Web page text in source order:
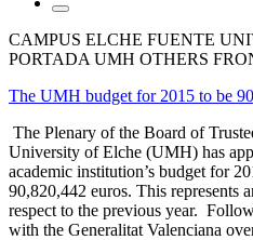
CAMPUS ELCHE FUENTE
PORTADA UMH OTHERS
The UMH budget for 2015 to be
The Plenary of the Board of
University of Elche (UMH) has
academic institution’s budget for
90,820,442 euros. This represents
respect to the previous year.
with the Generalitat Valenciana